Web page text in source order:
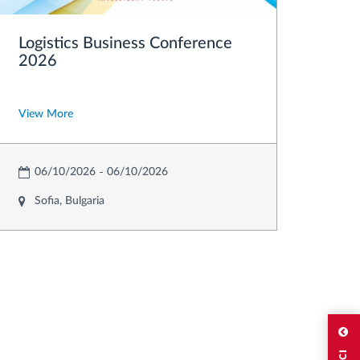
Logistics Business Conference
2026
View More
06/10/2026 06/10/2026
Sofia, Bulgaria